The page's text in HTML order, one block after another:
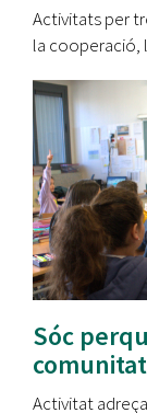
Activitats per
la cooperació,
Sóc
Activitat